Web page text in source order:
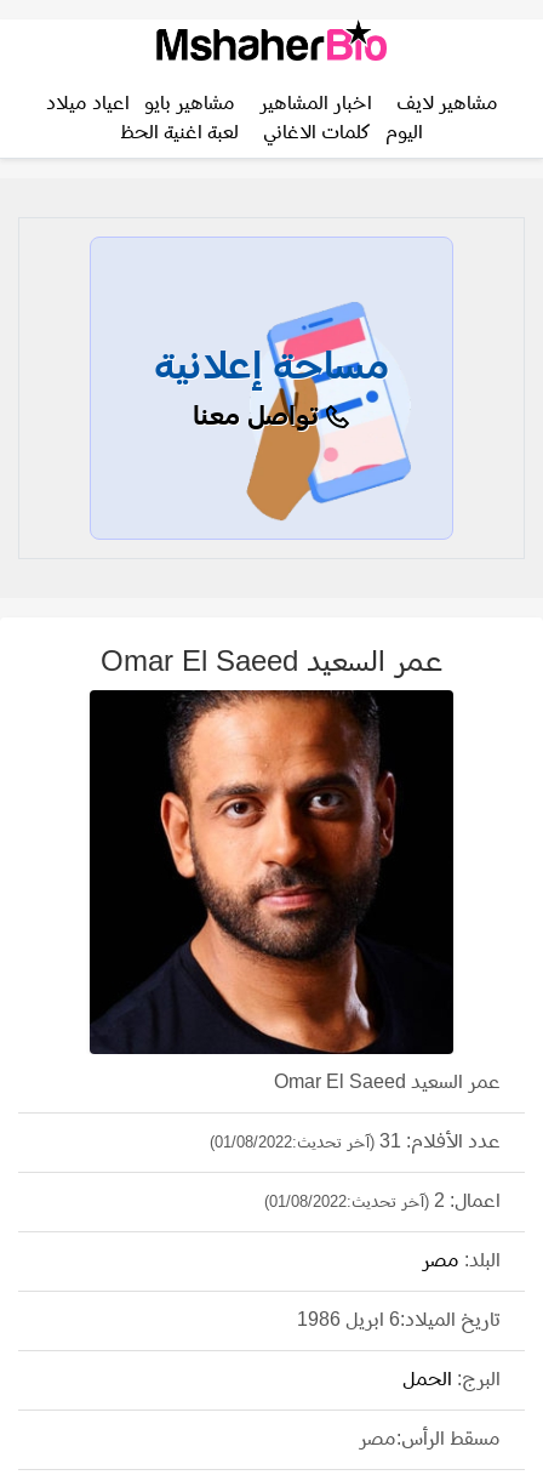
مشاهير لايف اخبار المشاهير مشاهير بايو
اعياد ميلاد
اليوم
كلمات الاغاني لعبة اغنية الحظ
مساحة إعلانية
تواصل معنا
عمر السعيد Omar El Saeed
عمر السعيد Omar El Saeed
عدد الأفلام: 31 (آخر تحديث:01/08/2022)
اعمال: 2 (آخر تحديث:01/08/2022)
البلد: مصر
تاريخ الميلاد:6 ابريل 1986
البرج: الحمل
مسقط الرأس:مصر